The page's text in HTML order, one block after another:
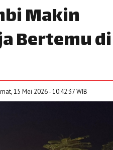
Makin
Bertemu di
15 Mei 2026 - 10:42:37 WIB